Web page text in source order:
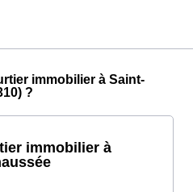
immobilier à Saint-
?
immobilier à